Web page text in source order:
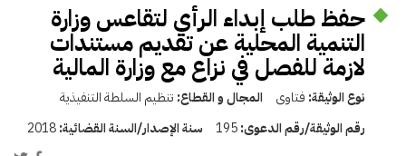
حفظ طلب إبداء الرأي لتقاعس وزارة
التنمية المحلية عن تقديم مستندات
لازمة للفصل في نزاع مع وزارة المالية
نوع الوثيقة: فتاوى المجال و القطاع: تنظيم السلطة التنفيذية
رقم الوثيقة/رقم الدعوى:195 سنة الإصدار/السنة القضائية:2018